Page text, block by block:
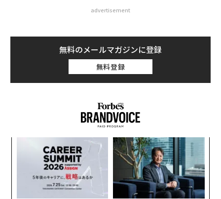
advertisement
無料のメールマガジンに登録
無料登録